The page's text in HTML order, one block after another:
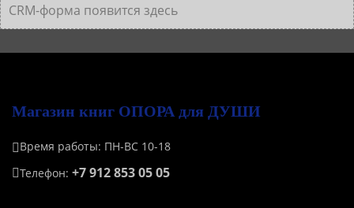
CRM-форма появится здесь
Магазин книг ОПОРА для ДУШИ
Время работы: ПН-ВС 10-18
Телефон: +7 912 853 05 05